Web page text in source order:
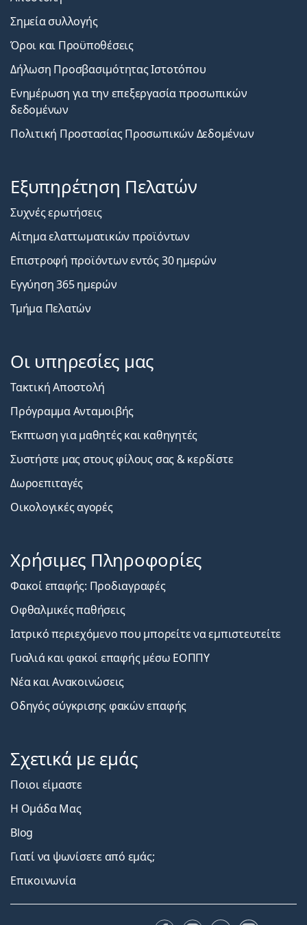
Σημεία συλλογής
Όροι και Προϋποθέσεις
Δήλωση Προσβασιμότητας Ιστοτόπου
Ενημέρωση για την επεξεργασία προσωπικών
δεδομένων
Πολιτική Προστασίας Προσωπικών Δεδομένων
Εξυπηρέτηση Πελατών
Συχνές ερωτήσεις
Αίτημα ελαττωματικών προϊόντων
Επιστροφή προϊόντων εντός 30 ημερών
Εγγύηση 365 ημερών
Τμήμα Πελατών
Οι υπηρεσίες μας
Τακτική Αποστολή
Πρόγραμμα Ανταμοιβής
Έκπτωση για μαθητές και καθηγητές
Συστήστε μας στους φίλους σας & κερδίστε
Δωροεπιταγές
Οικολογικές αγορές
Χρήσιμες Πληροφορίες
Φακοί επαφής: Προδιαγραφές
Οφθαλμικές παθήσεις
Ιατρικό περιεχόμενο που μπορείτε να εμπιστευτείτε
Γυαλιά και φακοί επαφής μέσω ΕΟΠΠΥ
Νέα και Ανακοινώσεις
Οδηγός σύγκρισης φακών επαφής
Σχετικά με εμάς
Ποιοι είμαστε
Η Ομάδα Μας
Blog
Γιατί να ψωνίσετε από εμάς;
Επικοινωνία